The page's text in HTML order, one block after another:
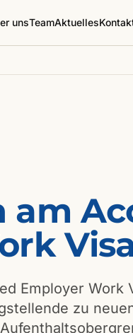
unsTeamAktuelles
am
Employer Work
zu